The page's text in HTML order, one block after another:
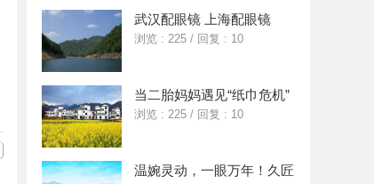
武汉配眼镜 上海配眼镜
浏览 : 225 / 回复 : 10
当二胎妈妈遇见“纸巾危机”
浏览 : 225 / 回复 : 10
温婉灵动，一眼万年！久匠